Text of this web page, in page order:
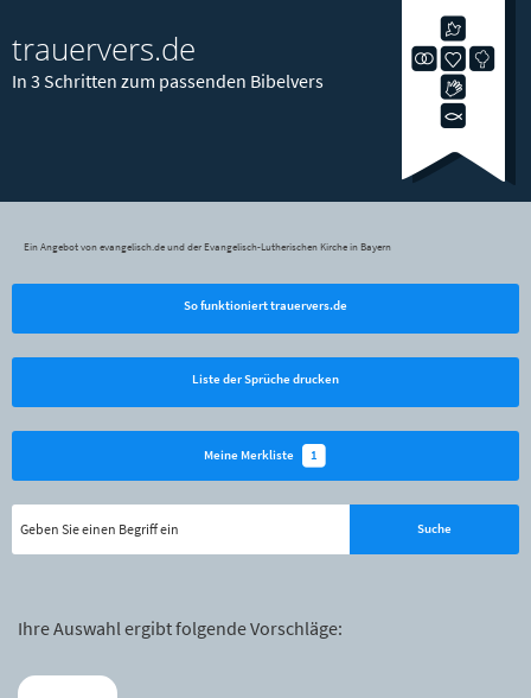
trauervers.de
In 3 Schritten zum passenden Bibelvers
Ein Angebot von evangelisch.de und der Evangelisch-Lutherischen Kirche in Bayern
So funktioniert trauervers.de
Liste der Sprüche drucken
Meine Merkliste 1
Ihre Auswahl ergibt folgende Vorschläge: